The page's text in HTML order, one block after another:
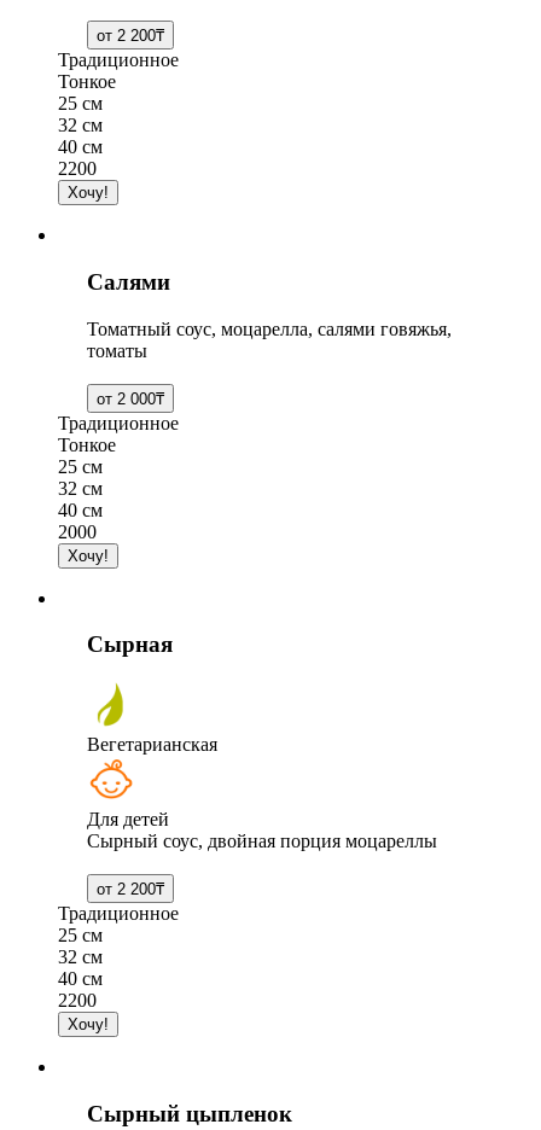
Традиционное
Тонкое
25 см
32 см
40 см
2200
Салями
Томатный соус, моцарелла, салями говяжья,
томаты
Традиционное
Тонкое
25 см
32 см
40 см
2000
Сырная
Вегетарианская
Для детей
Сырный соус, двойная порция моцареллы
Традиционное
25 см
32 см
40 см
2200
Сырный цыпленок